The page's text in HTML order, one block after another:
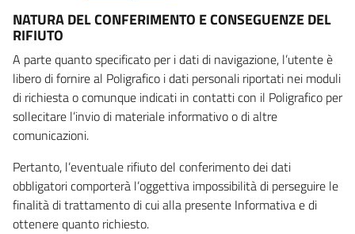
NATURA DEL CONFERIMENTO E CONSEGUENZE DEL
RIFIUTO
A parte quanto specificato per i dati di navigazione, l’utente è
libero di fornire al Poligrafico i dati personali riportati nei moduli
di richiesta o comunque indicati in contatti con il Poligrafico per
sollecitare l’invio di materiale informativo o di altre
comunicazioni.
Pertanto, l’eventuale rifiuto del conferimento dei dati
obbligatori comporterà l’oggettiva impossibilità di perseguire le
finalità di trattamento di cui alla presente Informativa e di
ottenere quanto richiesto.